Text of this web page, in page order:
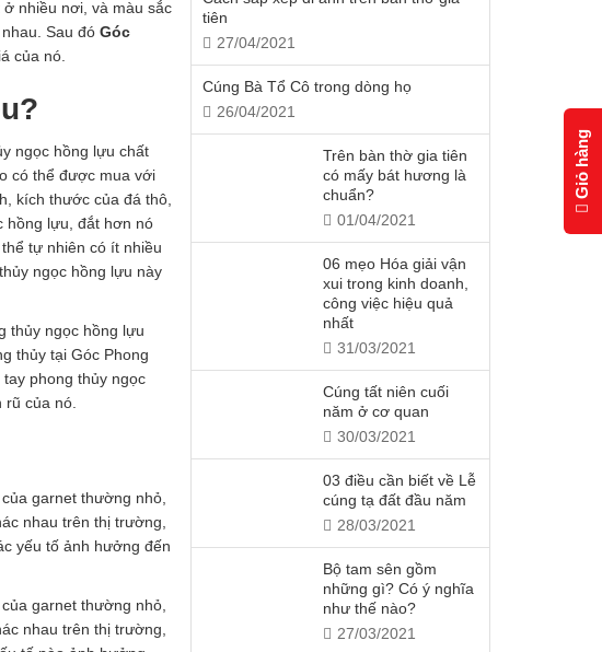
nhiều nơi, và màu sắc
Sau đó Góc
của nó.
ngọc hồng lựu chất
có thể được mua với
kích thước của đá thô,
hồng lựu, đắt hơn nó
tự nhiên có ít nhiều
ngọc hồng lựu này
thủy ngọc hồng lựu
thủy tại Góc Phong
phong thủy ngọc
rũ của nó.
garnet thường nhỏ,
nhau trên thị trường,
yếu tố ảnh hưởng đến
garnet thường nhỏ,
nhau trên thị trường,
tiên
27/04/2021
Cúng Bà Tổ Cô trong dòng họ
26/04/2021
Trên bàn thờ gia tiên
có mấy bát hương là
chuẩn?
01/04/2021
06 mẹo Hóa giải vận
xui trong kinh doanh,
công việc hiệu quả
nhất
31/03/2021
Cúng tất niên cuối
năm ở cơ quan
30/03/2021
03 điều cần biết về Lễ
cúng tạ đất đầu năm
28/03/2021
Bộ tam sên gồm
những gì? Có ý nghĩa
như thế nào?
27/03/2021
Giỏ hàng